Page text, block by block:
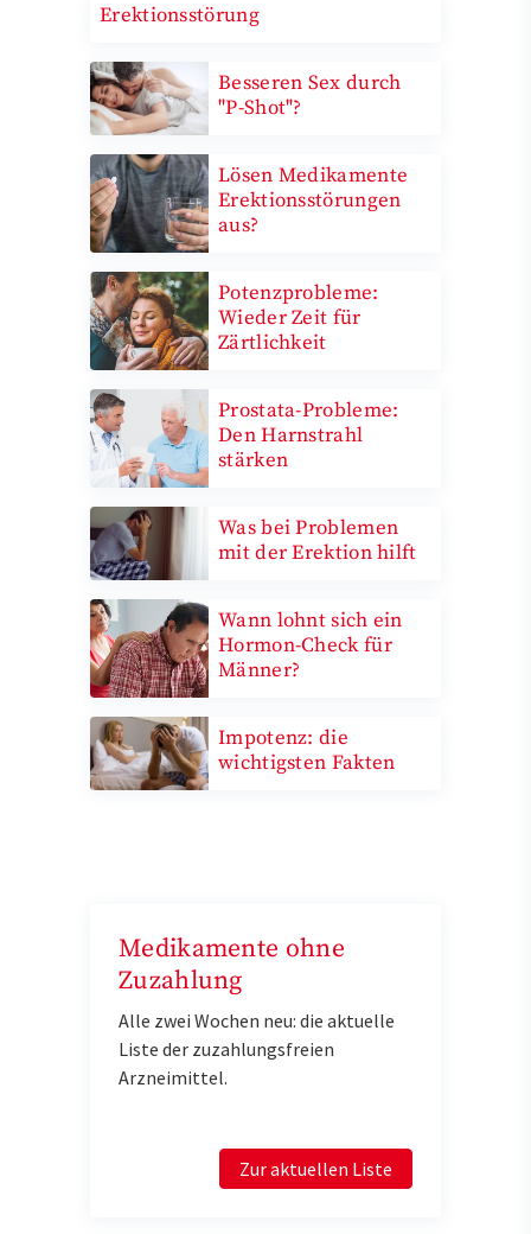
Erektionsstörung
Besseren Sex durch
"P-Shot"?
Lösen Medikamente
Erektionsstörungen
aus?
Potenzprobleme:
Wieder Zeit für
Zärtlichkeit
Prostata-Probleme:
Den Harnstrahl
stärken
Was bei Problemen
mit der Erektion hilft
Wann lohnt sich ein
Hormon-Check für
Männer?
Impotenz: die
wichtigsten Fakten
Medikamente ohne
Zuzahlung
Alle zwei Wochen neu: die aktuelle
Liste der zuzahlungsfreien
Arzneimittel.
Zur aktuellen Liste